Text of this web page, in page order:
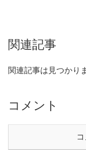
関連記事
関連記事は見つかり
コメント